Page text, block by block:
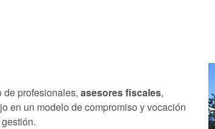
de profesionales, asesores fiscales,
en un modelo de compromiso y vocación